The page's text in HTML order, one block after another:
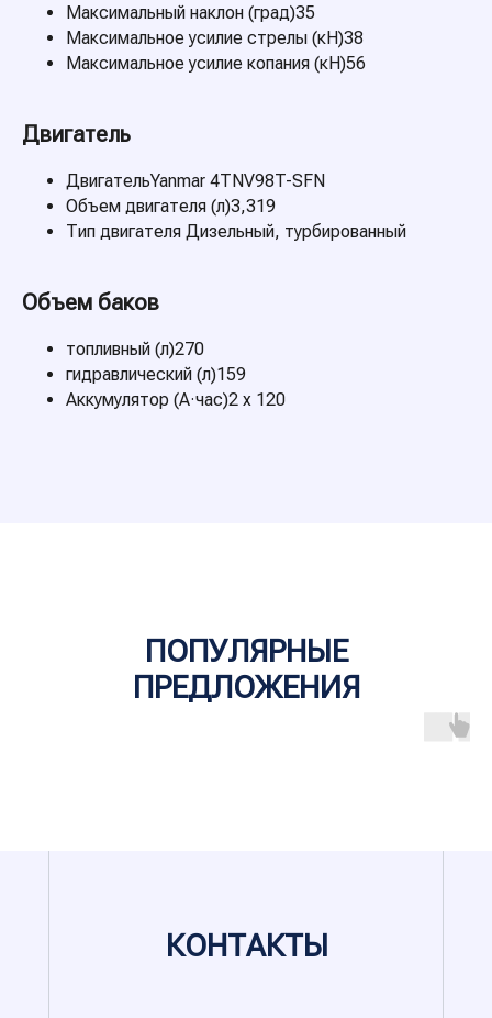
Максимальный наклон (град)35
Максимальное усилие стрелы (кН)38
Максимальное усилие копания (кН)56
Двигатель
ДвигательYanmar 4TNV98T-SFN
Объем двигателя (л)3,319
Тип двигателя Дизельный, турбированный
Объем баков
топливный (л)270
гидравлический (л)159
Аккумулятор (А·час)2 x 120
ПОПУЛЯРНЬIЕ
ПРЕДЛОЖЕНИЯ
КОНТАКТЬI